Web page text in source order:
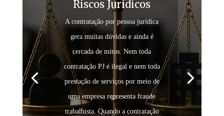
Riscos Jurídicos
A contratação por pessoa jurídica
gera muitas dúvidas e ainda é
cercada de mitos. Nem toda
contratação PJ é ilegal e nem toda
prestação de serviços por meio de
uma empresa representa fraude
trabalhista. Quando a contratação